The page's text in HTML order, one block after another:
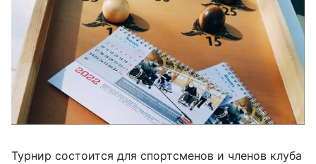
Турнир состоится для спортсменов и членов клуба